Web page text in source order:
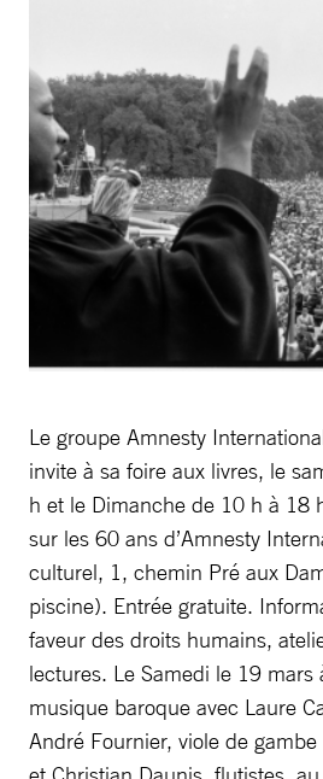
Le groupe Amnesty
invite à sa foire aux livres, le
h et le Dimanche de 10 h à 18
sur les 60 ans d’Amnesty
culturel, 1, chemin Pré aux
piscine). Entrée gratuite.
faveur des droits humains,
lectures. Le Samedi le 19
musique baroque avec Laure
André Fournier, viole de